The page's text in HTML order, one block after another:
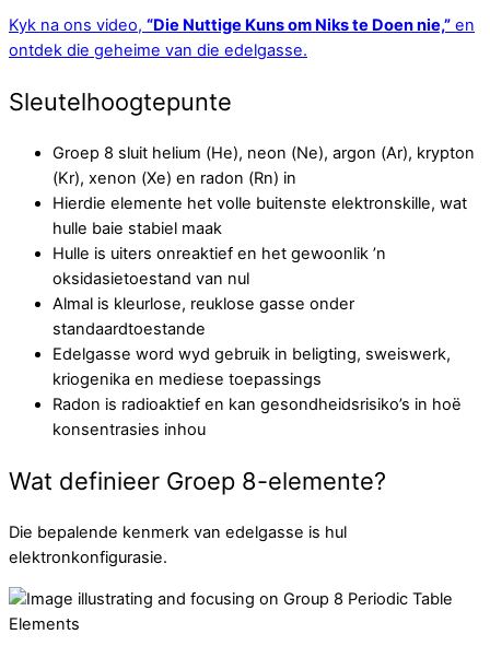
Kyk na ons video, “Die Nuttige Kuns om Niks te Doen nie,” en
ontdek die geheime van die edelgasse.
Sleutelhoogtepunte
Groep 8 sluit helium (He), neon (Ne), argon (Ar), krypton
(Kr), xenon (Xe) en radon (Rn) in
Hierdie elemente het volle buitenste elektronskille, wat
hulle baie stabiel maak
Hulle is uiters onreaktief en het gewoonlik ’n
oksidasietoestand van nul
Almal is kleurlose, reuklose gasse onder
standaardtoestande
Edelgasse word wyd gebruik in beligting, sweiswerk,
kriogenika en mediese toepassings
Radon is radioaktief en kan gesondheidsrisiko’s in hoë
konsentrasies inhou
Wat definieer Groep 8-elemente?
Die bepalende kenmerk van edelgasse is hul
elektronkonfigurasie.